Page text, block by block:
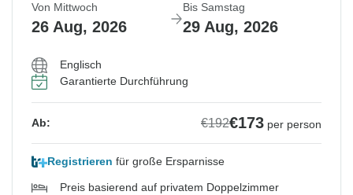
Von Mittwoch
26 Aug, 2026
Bis Samstag
29 Aug, 2026
Englisch
Garantierte Durchführung
Ab: €192€173 per person
Registrieren für große Ersparnisse
Preis basierend auf privatem Doppelzimmer